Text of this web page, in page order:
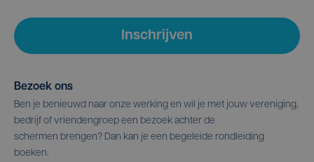
Inschrijven
Bezoek ons
Ben je benieuwd naar onze werking en wil je met jouw vereniging,
bedrijf of vriendengroep een bezoek achter de
schermen brengen? Dan kan je een begeleide rondleiding
boeken.